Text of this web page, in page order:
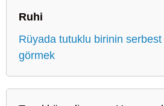
Ruhi
Rüyada tutuklu birinin serbest
görmek